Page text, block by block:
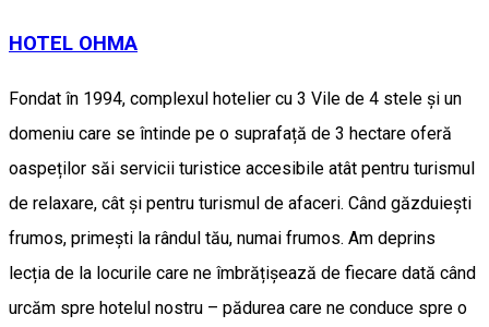
HOTEL OHMA
Fondat în 1994, complexul hotelier cu 3 Vile de 4 stele și un
domeniu care se întinde pe o suprafață de 3 hectare oferă
oaspeților săi servicii turistice accesibile atât pentru turismul
de relaxare, cât și pentru turismul de afaceri. Când găzduiești
frumos, primești la rândul tău, numai frumos. Am deprins
lecția de la locurile care ne îmbrățișează de fiecare dată când
urcăm spre hotelul nostru – pădurea care ne conduce spre o